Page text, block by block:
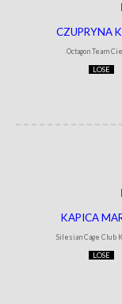
CZUPRYNA
Octagon Team
LOSE
KAPICA
Silesian Cage Club
LOSE